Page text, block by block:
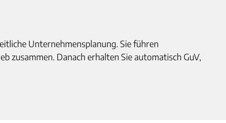
Unternehmensplanung. Sie führen
zusammen. Danach erhalten Sie automatisch GuV,